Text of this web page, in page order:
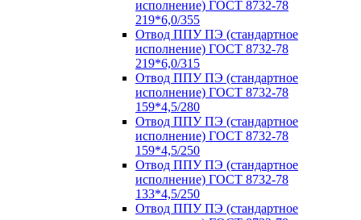
исполнение) ГОСТ 8732-78
219*6,0/355
Отвод ППУ ПЭ (стандартное
исполнение) ГОСТ 8732-78
219*6,0/315
Отвод ППУ ПЭ (стандартное
исполнение) ГОСТ 8732-78
159*4,5/280
Отвод ППУ ПЭ (стандартное
исполнение) ГОСТ 8732-78
159*4,5/250
Отвод ППУ ПЭ (стандартное
исполнение) ГОСТ 8732-78
133*4,5/250
Отвод ППУ ПЭ (стандартное